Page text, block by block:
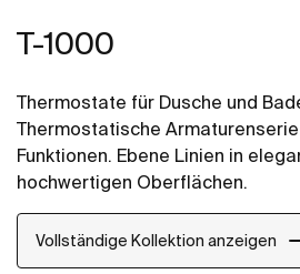
T-1000
Thermostate für Dusche und
Thermostatische
Funktionen. Ebene Linien in
hochwertigen Oberflächen.
Vollständige Kollektion anzeigen